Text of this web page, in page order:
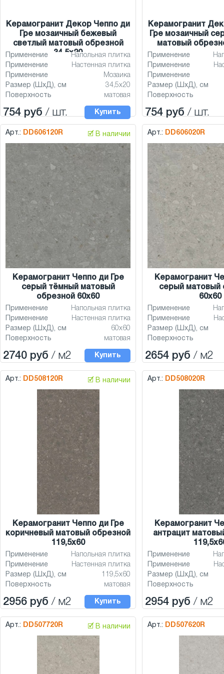
Керамогранит Декор Чеппо ди
Гре мозаичный бежевый
светлый матовый обрезной
34,5x20
Применение
Напольная плитка
Применение
Настенная плитка
Применение
Мозаика
Размер (ШхД), см
34,5x20
Поверхность
матовая
754 руб / шт. Купить
Керамогранит
Гре мозаичный
матовый
Применение
Применение
Применение
Размер (ШхД), см
Поверхность
754 руб / шт.
Арт.: DD606120R 🗹 В наличии
Керамогранит Чеппо ди Гре
серый тёмный матовый
обрезной 60x60
Применение
Напольная плитка
Применение
Настенная плитка
Размер (ШхД), см
60x60
Поверхность
матовая
2740 руб / м2 Купить
Арт.: DD606020R
Керамогранит
серый матовый
60x60
Применение
Применение
Размер (ШхД), см
Поверхность
2654 руб / м2
Арт.: DD508120R 🗹 В наличии
Керамогранит Чеппо ди Гре
коричневый матовый обрезной
119,5x60
Применение
Напольная плитка
Применение
Настенная плитка
Размер (ШхД), см
119,5x60
Поверхность
матовая
2956 руб / м2 Купить
Арт.: DD508020R
Керамогранит
антрацит
Применение
Применение
Размер (ШхД), см
Поверхность
2954 руб / м2
Арт.: DD507720R 🗹 В наличии Арт.: DD507620R